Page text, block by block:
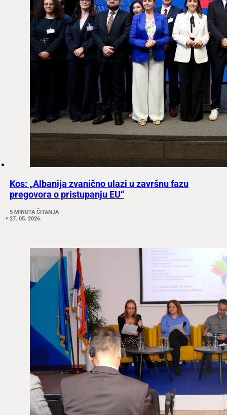
Kos: „Albanija zvanično ulazi u završnu fazu
pregovora o pristupanju EU“
5 MINUTA ČITANJA
27. 05. 2026.